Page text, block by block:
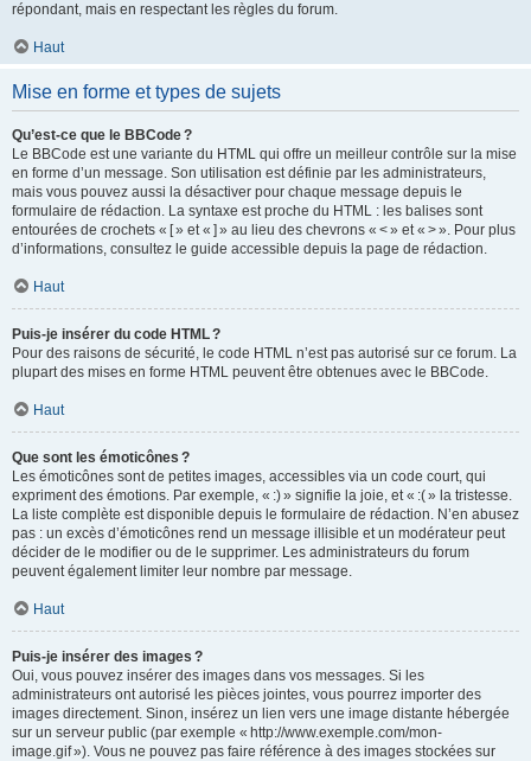
répondant, mais en respectant les règles du forum.
Haut
Mise en forme et types de sujets
Qu’est-ce que le BBCode ?
Le BBCode est une variante du HTML qui offre un meilleur contrôle sur la mise
en forme d’un message. Son utilisation est définie par les administrateurs,
mais vous pouvez aussi la désactiver pour chaque message depuis le
formulaire de rédaction. La syntaxe est proche du HTML : les balises sont
entourées de crochets « [ » et « ] » au lieu des chevrons « < » et « > ». Pour plus
d’informations, consultez le guide accessible depuis la page de rédaction.
Haut
Puis-je insérer du code HTML ?
Pour des raisons de sécurité, le code HTML n’est pas autorisé sur ce forum. La
plupart des mises en forme HTML peuvent être obtenues avec le BBCode.
Haut
Que sont les émoticônes ?
Les émoticônes sont de petites images, accessibles via un code court, qui
expriment des émotions. Par exemple, « :) » signifie la joie, et « :( » la tristesse.
La liste complète est disponible depuis le formulaire de rédaction. N’en abusez
pas : un excès d’émoticônes rend un message illisible et un modérateur peut
décider de le modifier ou de le supprimer. Les administrateurs du forum
peuvent également limiter leur nombre par message.
Haut
Puis-je insérer des images ?
Oui, vous pouvez insérer des images dans vos messages. Si les
administrateurs ont autorisé les pièces jointes, vous pourrez importer des
images directement. Sinon, insérez un lien vers une image distante hébergée
sur un serveur public (par exemple « http://www.exemple.com/mon-
image.gif »). Vous ne pouvez pas faire référence à des images stockées sur